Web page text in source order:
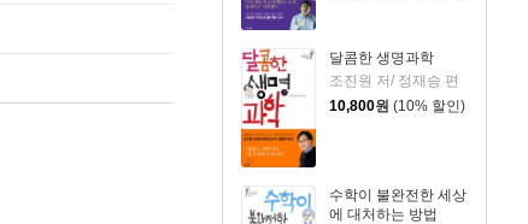
달콤한 생명과학
조진원 저/ 정재승 편
10,800원 (10% 할인)
수학이 불완전한 세상
에 대처하는 방법